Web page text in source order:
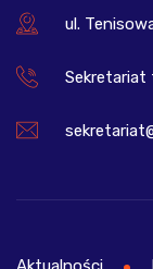
ul.
Sekretariat